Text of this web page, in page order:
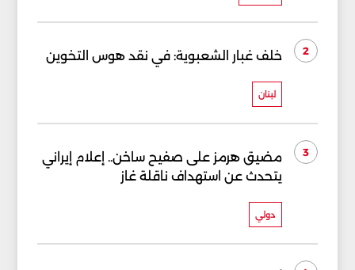
2 خلف غبار الشعبوية: في نقد هوس التخوين
لبنان
3
مضيق هرمز على صفيح ساخن.. إعلام إيراني
يتحدث عن استهداف ناقلة غاز
دولي